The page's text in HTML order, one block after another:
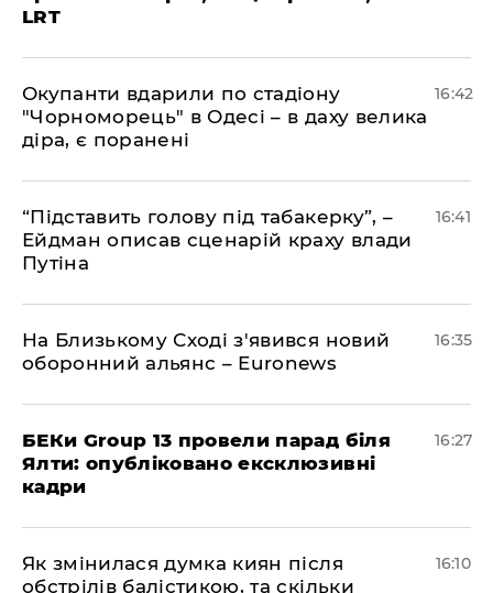
LRT
​Окупанти вдарили по стадіону
"Чорноморець" в Одесі – в даху велика
діра, є поранені
16:42
​“Підставить голову під табакерку”, –
Ейдман описав сценарій краху влади
Путіна
16:41
На Близькому Сході з'явився новий
оборонний альянс – Euronews
16:35
БЕКи Group 13 провели парад біля
Ялти: опубліковано ексклюзивні
кадри
16:27
Як змінилася думка киян після
обстрілів балістикою, та скільки
16:10